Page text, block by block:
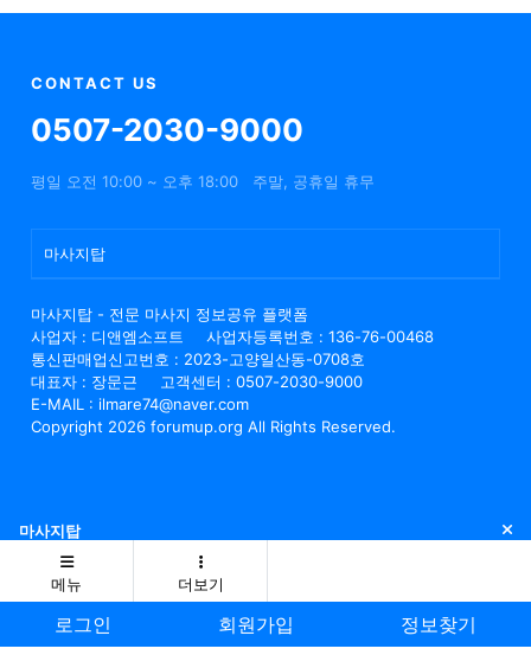
천
CONTACT US
0507-2030-9000
평일 오전 10:00 ~ 오후 18:00 주말, 공휴일 휴무
마사지탑
마사지탑 - 전문 마사지 정보공유 플랫폼
사업자 : 디앤엠소프트
사업자등록번호 : 136-76-00468
통신판매업신고번호 : 2023-고양일산동-0708호
대표자 : 장문근
고객센터 : 0507-2030-9000
E-MAIL : ilmare74@naver.com
Copyright 2026 forumup.org All Rights Reserved.
마사지탑 닫
메뉴 더보기
로그인 회원가입 정보찾기